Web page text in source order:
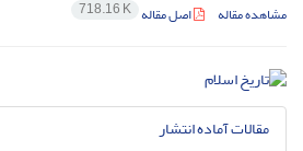
مشاهده مقاله اصل مقاله 718.16 K
مقالات آماده انتشار